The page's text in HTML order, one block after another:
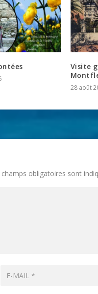
Visite
28 août
champs obligatoires sont